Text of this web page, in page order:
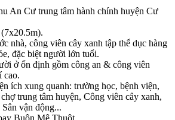
An Cư trung tâm hành chính huyện Cư
nhà, công viên cây xanh tập thể dục hàng
đặc biệt người lớn tuổi.
ở ổn định gồm công an & công viên
cao.
ích xung quanh: trường học, bệnh viện,
trung tâm huyện, Công viên cây xanh,
vận động...
Buôn Mê Thuột.